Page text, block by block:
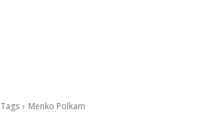
Tags Menko Polkam